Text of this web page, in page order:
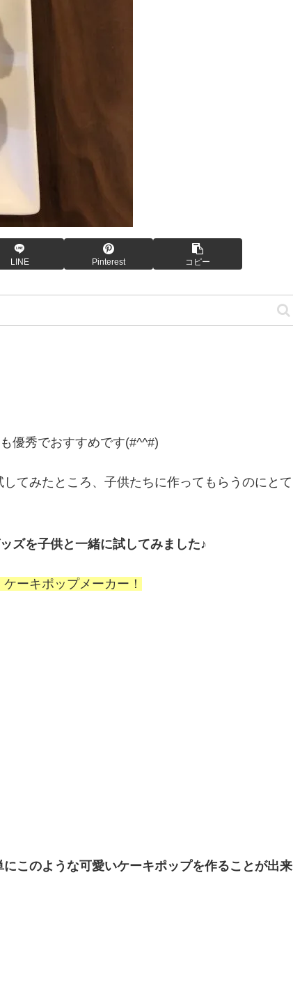
LINE Pinterest コピー
優秀でおすすめです(#^^#)
てみたところ、子供たちに作ってもらうのにとて
ズを子供と一緒に試してみました♪
ーキポップメーカー！
このような可愛いケーキポップを作ることが出来